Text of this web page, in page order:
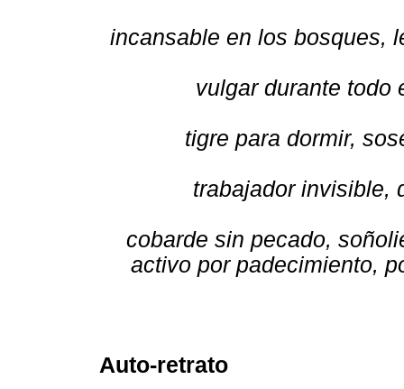
incansable en los bosques,
vulgar durante todo
tigre para dormir,
trabajador invisible,
cobarde sin pecado,
activo por padecimiento,
Auto-retrato